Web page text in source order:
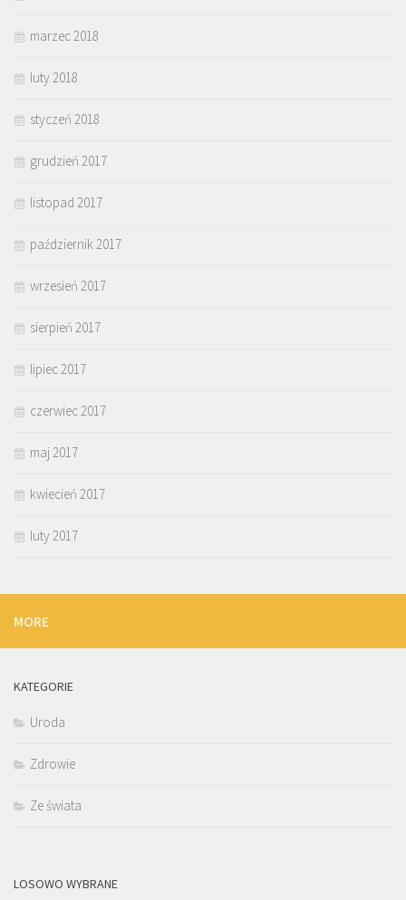
marzec 2018
luty 2018
styczeń 2018
grudzień 2017
listopad 2017
październik 2017
wrzesień 2017
sierpień 2017
lipiec 2017
czerwiec 2017
maj 2017
kwiecień 2017
luty 2017
MORE
KATEGORIE
Uroda
Zdrowie
Ze świata
LOSOWO WYBRANE